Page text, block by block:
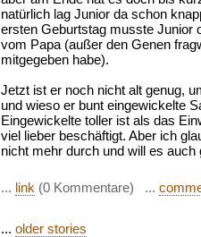
natürlich lag Junior da schon
ersten Geburtstag musste Junior
vom Papa (außer den Genen
mitgegeben habe).
Jetzt ist er noch nicht alt genug,
und wieso er bunt eingewickelte
Eingewickelte toller ist als das
viel lieber beschäftigt. Aber ich
nicht mehr durch und will es auch
... link (0 Kommentare) ...
... older stories